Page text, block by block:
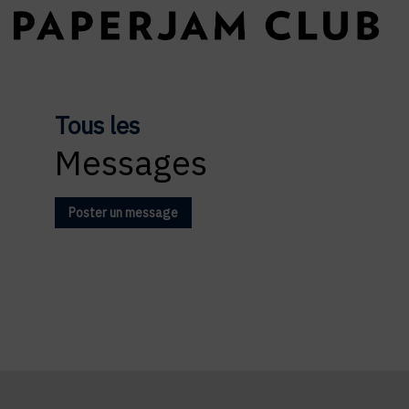
Tous les
Messages
Poster un message